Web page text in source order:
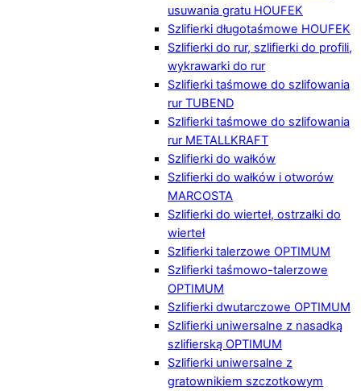
usuwania gratu HOUFEK
Szlifierki długotaśmowe HOUFEK
Szlifierki do rur, szlifierki do profili,
wykrawarki do rur
Szlifierki taśmowe do szlifowania
rur TUBEND
Szlifierki taśmowe do szlifowania
rur METALLKRAFT
Szlifierki do wałków
Szlifierki do wałków i otworów
MARCOSTA
Szlifierki do wierteł, ostrzałki do
wierteł
Szlifierki talerzowe OPTIMUM
Szlifierki taśmowo-talerzowe
OPTIMUM
Szlifierki dwutarczowe OPTIMUM
Szlifierki uniwersalne z nasadką
szlifierską OPTIMUM
Szlifierki uniwersalne z
gratownikiem szczotkowym